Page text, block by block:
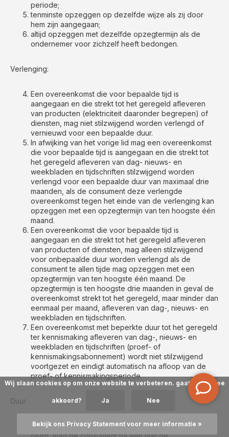
periode;
tenminste opzeggen op dezelfde wijze als zij door
hem zijn aangegaan;
altijd opzeggen met dezelfde opzegtermijn als de
ondernemer voor zichzelf heeft bedongen.
Verlenging:
Een overeenkomst die voor bepaalde tijd is
aangegaan en die strekt tot het geregeld afleveren
van producten (elektriciteit daaronder begrepen) of
diensten, mag niet stilzwijgend worden verlengd of
vernieuwd voor een bepaalde duur.
In afwijking van het vorige lid mag een overeenkomst
die voor bepaalde tijd is aangegaan en die strekt tot
het geregeld afleveren van dag- nieuws- en
weekbladen en tijdschriften stilzwijgend worden
verlengd voor een bepaalde duur van maximaal drie
maanden, als de consument deze verlengde
overeenkomst tegen het einde van de verlenging kan
opzeggen met een opzegtermijn van ten hoogste één
maand.
Een overeenkomst die voor bepaalde tijd is
aangegaan en die strekt tot het geregeld afleveren
van producten of diensten, mag alleen stilzwijgend
voor onbepaalde duur worden verlengd als de
consument te allen tijde mag opzeggen met een
opzegtermijn van ten hoogste één maand. De
opzegtermijn is ten hoogste drie maanden in geval de
overeenkomst strekt tot het geregeld, maar minder dan
eenmaal per maand, afleveren van dag-, nieuws- en
weekbladen en tijdschriften.
Een overeenkomst met beperkte duur tot het geregeld
ter kennismaking afleveren van dag-, nieuws- en
weekbladen en tijdschriften (proef- of
kennismakingsabonnement) wordt niet stilzwijgend
voortgezet en eindigt automatisch na afloop van de
proef- of kennismakingsperiode.
Duur:
Als een overeenkomst een duur van meer dan een jaar
Wij slaan cookies op om onze website te verbeteren. gaat u hiermee
akkoord? Ja Nee
Bekijk ons Privacy Statement voor meer informatie »